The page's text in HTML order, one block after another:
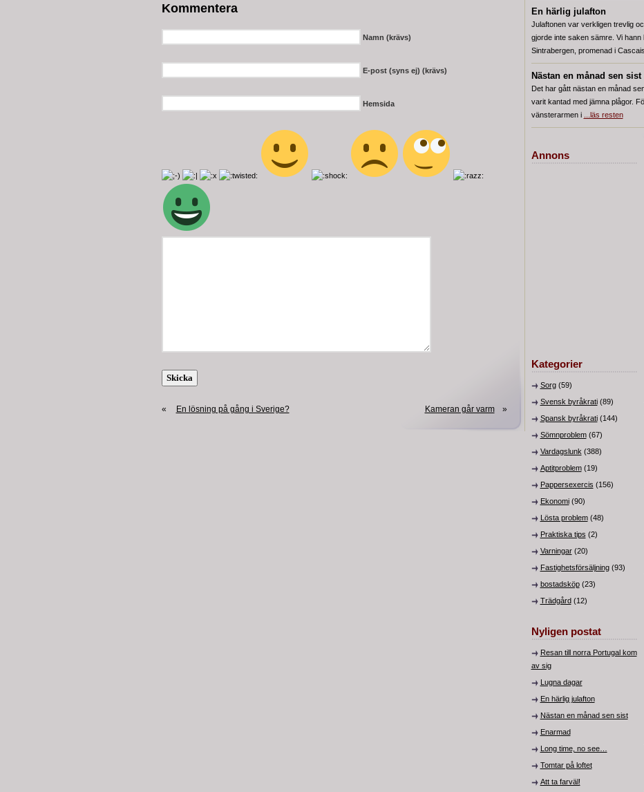
Kommentera
Namn (krävs)
E-post (syns ej) (krävs)
Hemsida
« En lösning på gång i Sverige? Kameran går varm »
En härlig julafton
Julaftonen var verkligen trevlig
gjorde inte saken sämre. Vi hann
Sintrabergen, promenad i
Nästan en månad sen sist
Det har gått nästan en månad
varit kantad med jämna plågor.
vänsterarmen i
...läs resten
Annons
Kategorier
Sorg(59)
Svensk byråkrati(89)
Spansk byråkrati(144)
Sömnproblem(67)
Vardagslunk (388)
Aptitproblem(19)
Pappersexercis (156)
Ekonomi(90)
Lösta problem(48)
Praktiska tips (2)
Varningar(20)
Fastighetsförsäljning(93)
bostadsköp(23)
Trädgård(12)
Nyligen postat
Resan till norra Portugal kom
av sig
Lugna dagar
En härlig julafton
Nästan en månad sen sist
Enarmad
Long time, no see…
Tomtar på loftet
Att ta farväl!